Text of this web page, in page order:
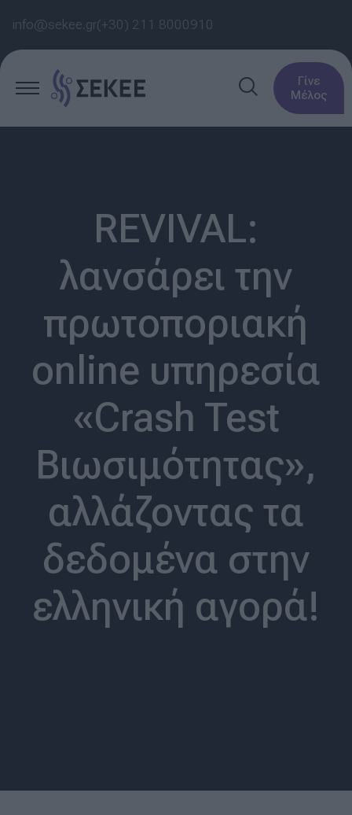
info@sekee.gr(+30) 211 8000910
Γίνε
Μέλος
REVIVAL:
λανσάρει την
πρωτοποριακή
online υπηρεσία
«Crash Test
Βιωσιμότητας»,
αλλάζοντας τα
δεδομένα στην
ελληνική αγορά!